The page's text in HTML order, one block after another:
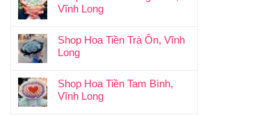
Vĩnh Long
Shop Hoa Tiền Trà Ôn, Vĩnh
Long
Shop Hoa Tiền Tam Bình,
Vĩnh Long